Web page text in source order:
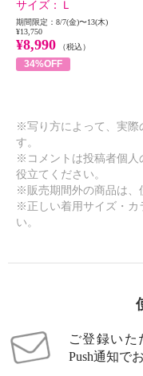
サイズ： Ｌ
期間限定：8/7(金)〜13(木)
¥13,750
¥8,990 （税込）
34%OFF
※写り方によって、実際
す。
※コメントは投稿者個人
役立てください。
※販売期間外の商品は、
※正しい着用サイズ・カ
い。
ご登録いた
Push通知で